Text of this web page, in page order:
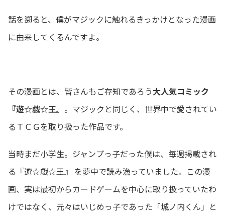
話を遡ると、僕がマジックに触れるきっかけとなった漫画
に由来してくるんですよ。
その漫画とは、皆さんもご存知であろう大人気コミック
『遊☆戯☆王』 。マジックと同じく、世界中で愛されてい
るＴＣＧを取り扱った作品です。
当時まだ小学生。ジャンプっ子だった僕は、毎週掲載され
る『遊☆戯☆王』 を夢中で読み漁っていました。この漫
画、実は最初からカードゲームを中心に取り扱っていたわ
けではなく、元々はいじめっ子であった「城ノ内くん」と